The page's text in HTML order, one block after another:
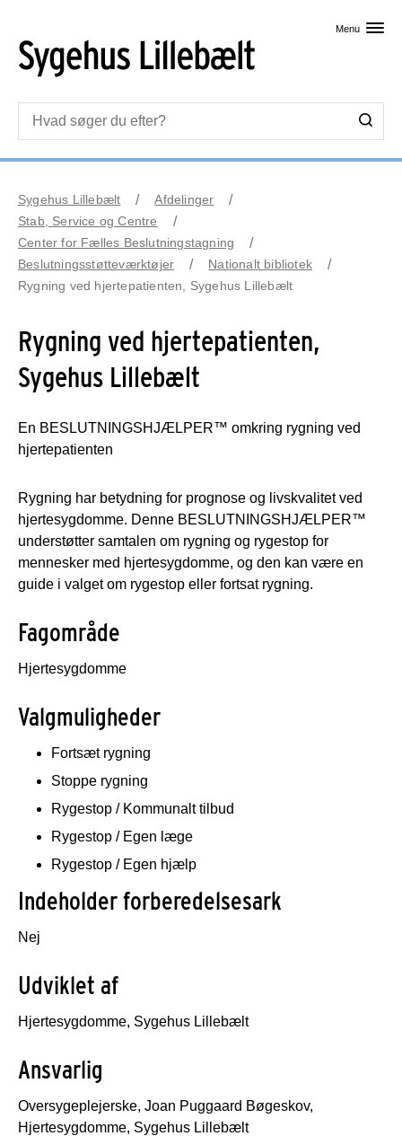
Menu
Sygehus Lillebælt
Afdelinger
Stab, Service og Centre
Center for Fælles Beslutningstagning
Beslutningsstøtteværktøjer
Nationalt bibliotek
Rygning ved hjertepatienten, Sygehus Lillebælt
Rygning ved hjertepatienten,
Sygehus Lillebælt
En BESLUTNINGSHJÆLPER™ omkring rygning ved
hjertepatienten
Rygning har betydning for prognose og livskvalitet ved
hjertesygdomme. Denne BESLUTNINGSHJÆLPER™
understøtter samtalen om rygning og rygestop for
mennesker med hjertesygdomme, og den kan være en
guide i valget om rygestop eller fortsat rygning.
Fagområde
Hjertesygdomme
Valgmuligheder
Fortsæt rygning
Stoppe rygning
Rygestop / Kommunalt tilbud
Rygestop / Egen læge
Rygestop / Egen hjælp
Indeholder forberedelsesark
Nej
Udviklet af
Hjertesygdomme, Sygehus Lillebælt
Ansvarlig
Oversygeplejerske, Joan Puggaard Bøgeskov,
Hjertesygdomme, Sygehus Lillebælt